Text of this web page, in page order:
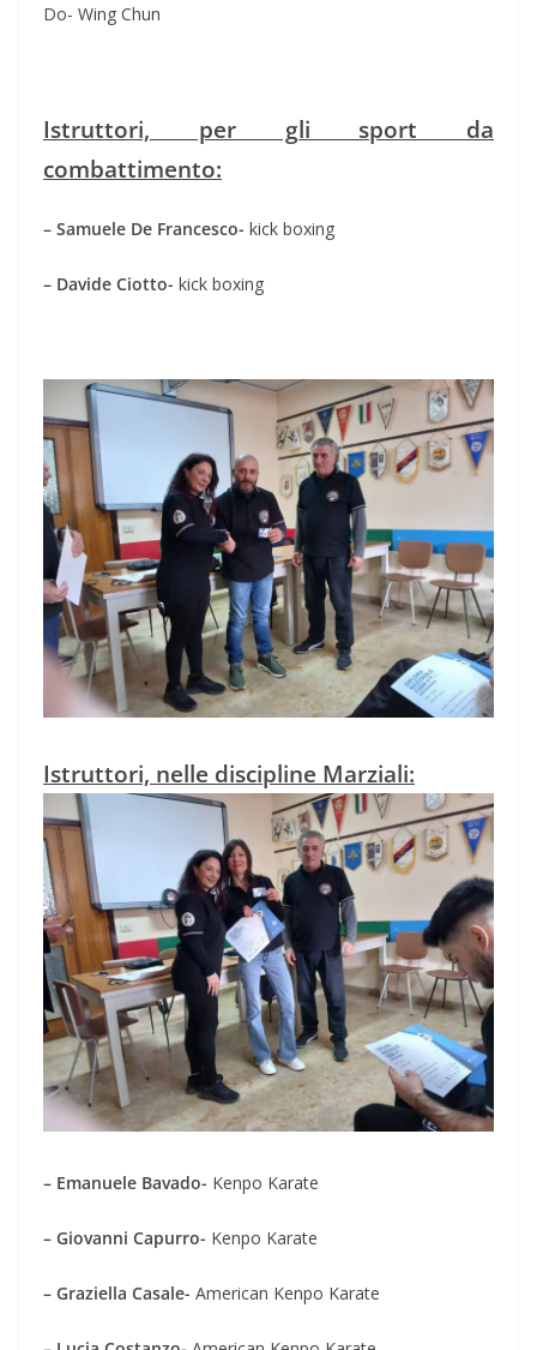
Do- Wing Chun
Istruttori, per gli sport da
combattimento:
– Samuele De Francesco- kick boxing
– Davide Ciotto- kick boxing
Istruttori, nelle discipline Marziali:
– Emanuele Bavado- Kenpo Karate
– Giovanni Capurro- Kenpo Karate
– Graziella Casale- American Kenpo Karate